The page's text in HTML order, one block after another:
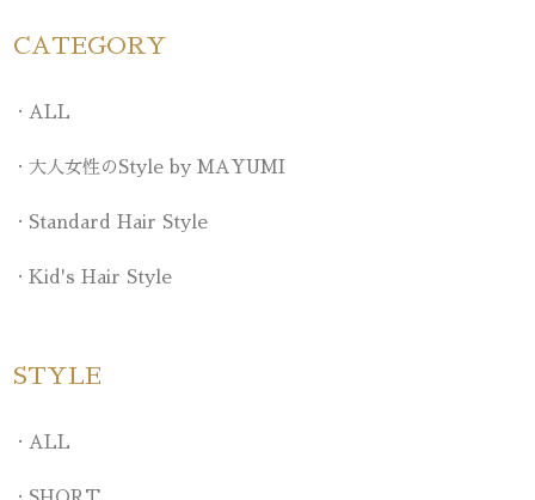
CATEGORY
ALL
大人女性のStyle by MAYUMI
Standard Hair Style
Kid's Hair Style
STYLE
ALL